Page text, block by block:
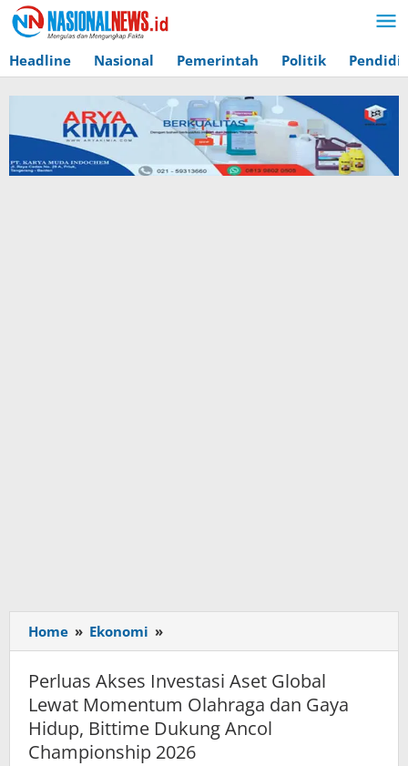
Lewati
ke
konten
Headline Nasional Pemerintah Politik
Home » Ekonomi »
Akses
Investasi
Aset
Global
Lewat
Momentum
Perluas Akses Investasi Aset Global
Lewat Momentum Olahraga dan Gaya
Hidup, Bittime Dukung Ancol
Championship 2026